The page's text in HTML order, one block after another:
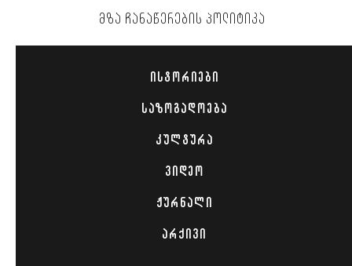
ᲛᲖᲐ ᲩᲐᲜᲐᲬᲔᲠᲔᲑᲘᲡ ᲞᲝᲚᲘᲢᲘᲙᲐ
ᲘᲡᲢᲝᲠᲘᲔᲑᲘ
ᲡᲐᲖᲝᲒᲐᲓᲝᲔᲑᲐ
ᲙᲣᲚᲢᲣᲠᲐ
ᲕᲘᲓᲔᲝ
ᲟᲣᲠᲜᲐᲚᲘ
ᲐᲠᲥᲘᲕᲘ